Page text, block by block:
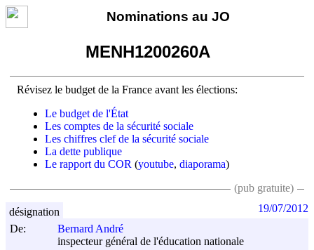
Nominations au JO
MENH1200260A
Révisez le budget de la France avant les élections:
Le budget de l'État
Les comptes de la sécurité sociale
Les chiffres clef de la sécurité sociale
La dette publique
Le rapport du COR (youtube, diaporama)
(pub gratuite)
De:
Bernard André
inspecteur général de l'éducation nationale
désignation 19/07/2012